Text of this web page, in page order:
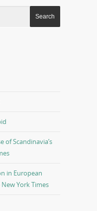
of Scandinavia’s
in European
New York Times